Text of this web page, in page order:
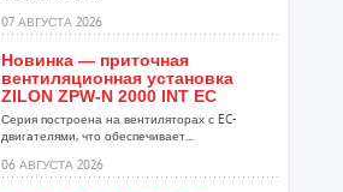
07 АВГУСТА 2026
Новинка — приточная
вентиляционная установка
ZILON ZPW-N 2000 INT EC
Серия построена на вентиляторах с EC-
двигателями, что обеспечивает...
06 АВГУСТА 2026